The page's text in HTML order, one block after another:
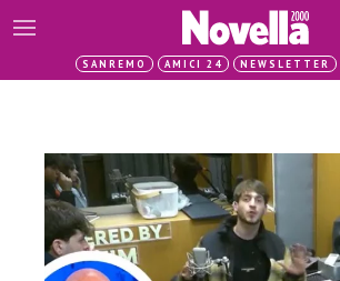
SANREMO AMICI 24 NEWSLETTER